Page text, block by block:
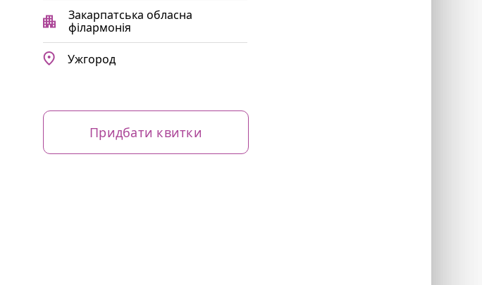
Закарпатська обласна
філармонія
Ужгород
Придбати квитки